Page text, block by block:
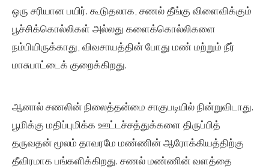
ஒரு சரியான பயிர். கூடுதலாக, சணல் தீங்கு விளைவிக்கும்
பூச்சிக்கொல்லிகள் அல்லது களைக்கொல்லிகளை
நம்பியிருக்காது, விவசாயத்தின் போது மண் மற்றும் நீர்
மாசுபாட்டைக் குறைக்கிறது.
ஆனால் சணலின் நிலைத்தன்மை சாகுபடியில் நின்றுவிடாது.
பூமிக்கு மதிப்புமிக்க ஊட்டச்சத்துக்களை திருப்பித்
தருவதன் மூலம் தாவரமே மண்ணின் ஆரோக்கியத்திற்கு
தீவிரமாக பங்களிக்கிறது. சணல் மண்ணின் வளத்தை